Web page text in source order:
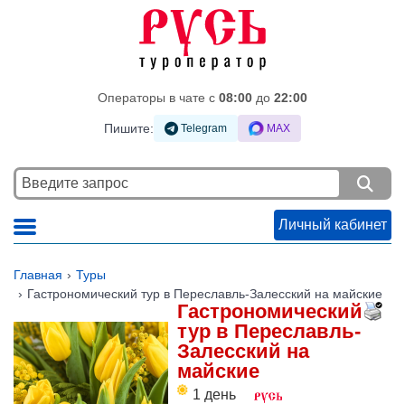
Операторы в чате c 08:00 до 22:00
Пишите: Telegram MAX
Личный кабинет
Главная
Туры
Гастрономический тур в Переславль-Залесский на майские
Гастрономический
тур в Переславль-
Залесский на
майские
1 день